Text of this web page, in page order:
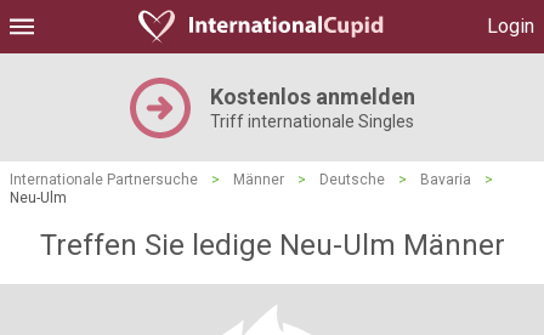
Login
Kostenlos anmelden
Triff internationale Singles
Internationale Partnersuche > Männer > Deutsche > Bavaria
>
Neu-Ulm
Treffen Sie ledige Neu-Ulm Männer